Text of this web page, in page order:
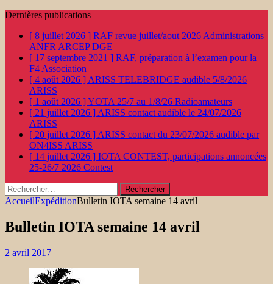
Dernières publications
[ 8 juillet 2026 ] RAF revue juillet/aout 2026 Administrations
ANFR ARCEP DGE
[ 17 septembre 2021 ] RAF, préparation à l’examen pour la
F4 Association
[ 4 août 2026 ] ARISS TELEBRIDGE audible 5/8/2026
ARISS
[ 1 août 2026 ]YOTA 25/7 au 1/8/26 Radioamateurs
[ 21 juillet 2026 ] ARISS contact audible le 24/07/2026
ARISS
[ 20 juillet 2026 ] ARISS contact du 23/07/2026 audible par
ON4ISS ARISS
[ 14 juillet 2026 ] IOTA CONTEST, participations annoncées
25-26/7 2026 Contest
Rechercher :
AccueilExpéditionBulletin IOTA semaine 14 avril
Bulletin IOTA semaine 14 avril
2 avril 2017